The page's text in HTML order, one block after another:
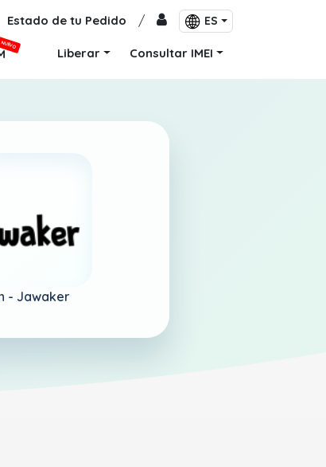
Estado de tu Pedido / ES
NUEVO
Liberar Consultar IMEI
- Jawaker